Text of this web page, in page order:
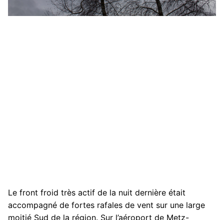
Le front froid très actif de la nuit dernière était
accompagné de fortes rafales de vent sur une large
moitié Sud de la région. Sur l’aéroport de Metz-